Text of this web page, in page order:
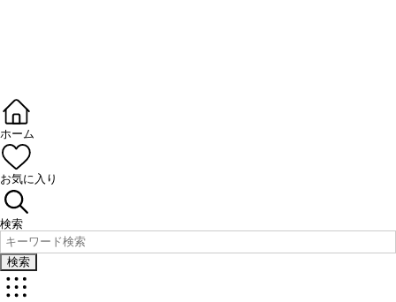
ホーム
お気に入り
検索
検索